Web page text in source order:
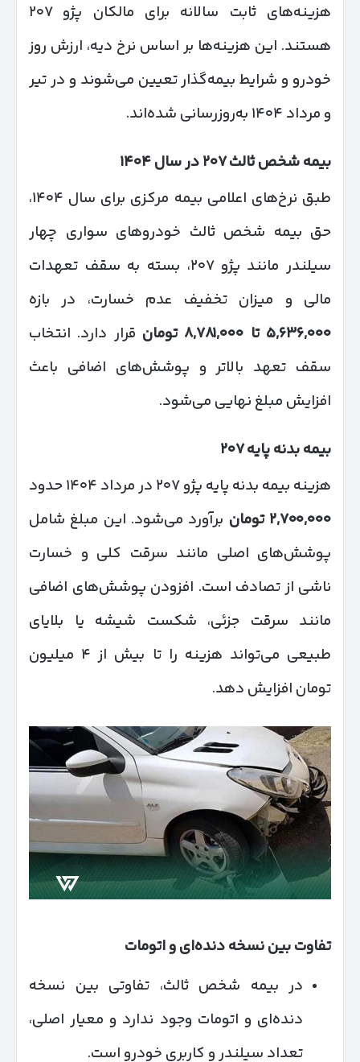
هزینه‌های ثابت سالانه برای مالکان پژو ۲۰۷
هستند. این هزینه‌ها بر اساس نرخ دیه، ارزش روز
خودرو و شرایط بیمه‌گذار تعیین می‌شوند و در تیر
و مرداد ۱۴۰۴ به‌روزرسانی شده‌اند.
بیمه شخص ثالث۲۰۷در سال۱۴۰۴
طبق نرخ‌های اعلامی بیمه مرکزی برای سال ۱۴۰۴،
حق بیمه شخص ثالث خودروهای سواری چهار
سیلندر مانند پژو ۲۰۷، بسته به سقف تعهدات
مالی و میزان تخفیف عدم خسارت، در بازه
۵,۶۳۶,۰۰۰ تا ۸,۷۸۱,۰۰۰ تومان قرار دارد. انتخاب
سقف تعهد بالاتر و پوشش‌های اضافی باعث
افزایش مبلغ نهایی می‌شود.
بیمه بدنه پایه۲۰۷
هزینه بیمه بدنه پایه پژو ۲۰۷ در مرداد ۱۴۰۴ حدود
۲,۷۰۰,۰۰۰ تومان برآورد می‌شود. این مبلغ شامل
پوشش‌های اصلی مانند سرقت کلی و خسارت
ناشی از تصادف است. افزودن پوشش‌های اضافی
مانند سرقت جزئی، شکست شیشه یا بلایای
طبیعی می‌تواند هزینه را تا بیش از ۴ میلیون
تومان افزایش دهد.
تفاوت بین نسخه دنده‌ای و اتومات
در بیمه شخص ثالث، تفاوتی بین نسخه
دنده‌ای و اتومات وجود ندارد و معیار اصلی،
تعداد سیلندر و کاربری خودرو است.